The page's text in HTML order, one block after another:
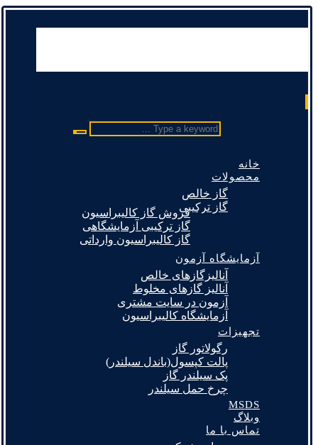
خانه
محصولات
گاز خالص
گاز ترکیبیفروش گاز کالیبراسیون
گاز ترکیبی آزمایشگاهی
گاز کالیبراسیون وارداتی
آزمایشگاه آزمون
آنالیزگازهای خالص
آنالیز گازهای مخلوط
آزمون در سایت مشتری
آزمایشگاه کالیبراسیون
تجهیزات
رگولاتور گاز
پالت کپسول(باندل سیلندر)
پک سیلندر گاز
چرخ حمل سیلندر
MSDS
وبلاگ
تماس با ما